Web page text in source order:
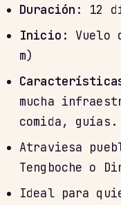
Duración : 12
Inicio : Vuelo
m)
mucha
comida, guías.
Atraviesa
Tengboche o
Ideal para